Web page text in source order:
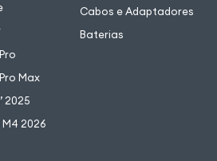
Max
2025
M4 2026
Cabos e Adaptadores
Baterias